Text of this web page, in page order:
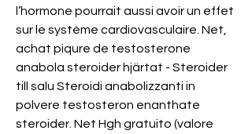
l’hormone pourrait aussi avoir un effet
sur le système cardiovasculaire. Net,
achat piqure de testosterone
anabola steroider hjärtat - Steroider
till salu Steroidi anabolizzanti in
polvere testosteron enanthate
steroider. Net Hgh gratuito (valore